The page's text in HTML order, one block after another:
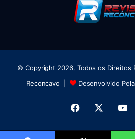
© Copyright 2026, Todos os Direitos
Reconcavo |
Desenvolvido Pela
Facebook